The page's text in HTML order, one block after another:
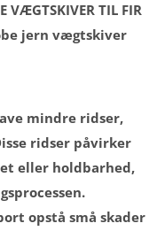
VÆGTSKIVER TIL FIR
jern vægtskiver
mindre ridser,
ridser påvirker
eller holdbarhed,
opstå små skader